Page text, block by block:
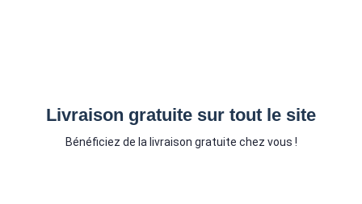
Livraison gratuite sur tout le site
Bénéficiez de la livraison gratuite chez vous !